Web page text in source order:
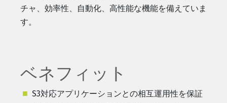
チャ、効率性、自動化、高性能な機能を備えていま
す。
ベネフィット
S3対応アプリケーションとの相互運用性を保証